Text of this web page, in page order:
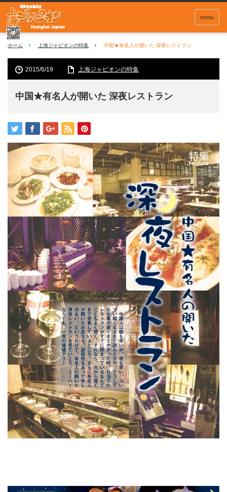
menu
ホーム 上海ジャピオンの特集 中国★有名人が開いた 深夜レストラン
2015/6/19 上海ジャピオンの特集
中国★有名人が開いた 深夜レストラン